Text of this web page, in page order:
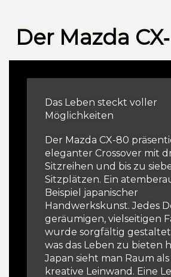
Der Mazda
Das Leben steckt voller
Möglichkeiten
Der Mazda CX-80
eleganter Crossover mit
Sitzreihen und bis zu
Sitzplätzen. Ein
Beispiel japanischer
Handwerkskunst. Jedes
geräumigen, vielseitigen
wurde sorgfältig gestaltet
was das Leben zu bieten
Japan sieht man Raum als
kreative Leinwand. Eine